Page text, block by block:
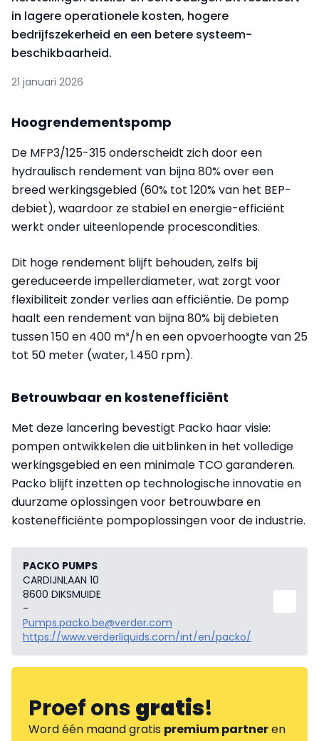
in lagere operationele kosten, hogere
bedrijfszekerheid en een betere systeem-
beschikbaarheid.
21 januari 2026
Hoogrendementspomp
De MFP3/125-315 onderscheidt zich door een
hydraulisch rendement van bijna 80% over een
breed werkingsgebied (60% tot 120% van het BEP-
debiet), waardoor ze stabiel en energie-efficiënt
werkt onder uiteenlopende procescondities.
Dit hoge rendement blijft behouden, zelfs bij
gereduceerde impellerdiameter, wat zorgt voor
flexibiliteit zonder verlies aan efficiëntie. De pomp
haalt een rendement van bijna 80% bij debieten
tussen 150 en 400 m³/h en een opvoerhoogte van 25
tot 50 meter (water, 1.450 rpm).
Betrouwbaar en kostenefficiënt
Met deze lancering bevestigt Packo haar visie:
pompen ontwikkelen die uitblinken in het volledige
werkingsgebied en een minimale TCO garanderen.
Packo blijft inzetten op technologische innovatie en
duurzame oplossingen voor betrouwbare en
kostenefficiënte pompoplossingen voor de industrie.
PACKO PUMPS
CARDIJNLAAN 10
8600 DIKSMUIDE
-
Pumps.packo.be@verder.com
https://www.verderliquids.com/int/en/packo/
Proef onsgratis!
Word één maand gratis premium partneren